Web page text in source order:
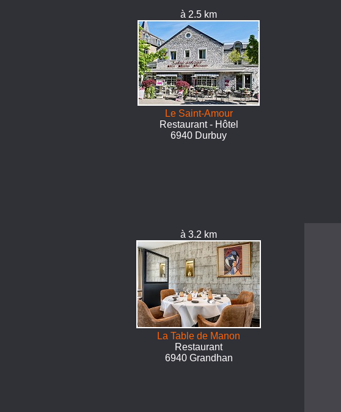
à 2.5 km
Le Saint-Amour
Restaurant - Hôtel
6940 Durbuy
à 3.2 km
La Table de Manon
Restaurant
6940 Grandhan